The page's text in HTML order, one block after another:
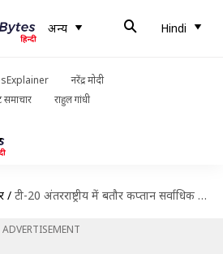
अन्य Hindi
नरेंद्र मोदी
समाचार राहुल गांधी
/ टी-20 अंतरराष्ट्रीय में बतौर कप्तान सर्वाधिक छक्के लगाने वाले बल्लेबाज, शीर्ष स्थान पर भारतीय का कब्जा
ADVERTISEMENT